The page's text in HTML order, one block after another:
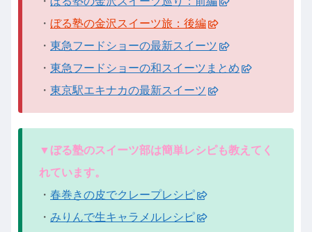
・ ぼる塾の金沢スイーツ旅：後編
・ 東急フードショーの最新スイーツ
・ 東急フードショーの和スイーツまとめ
・ 東京駅エキナカの最新スイーツ
▼ぼる塾のスイーツ部は簡単レシピも教えてく
れています。
・ 春巻きの皮でクレープレシピ
・ みりんで生キャラメルレシピ